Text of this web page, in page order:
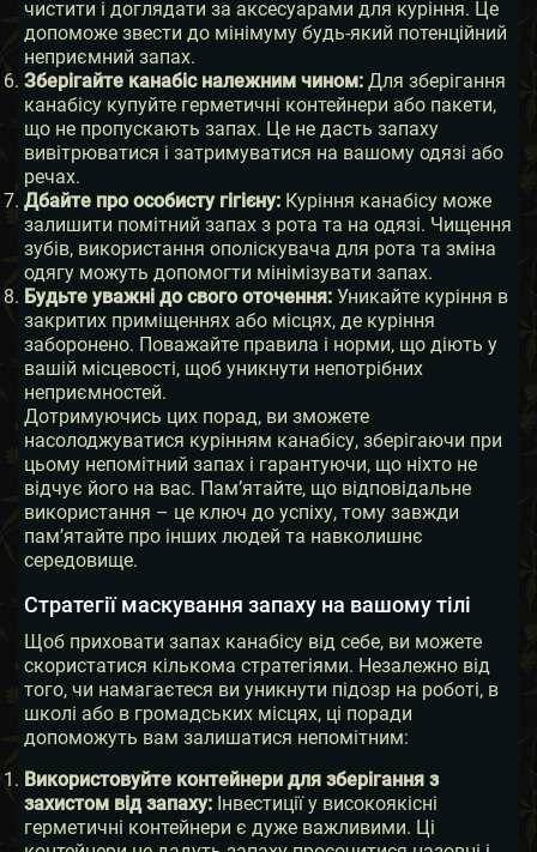
чистити і доглядати за аксесуарами для куріння. Це
допоможе звести до мінімуму будь-який потенційний
неприємний запах.
Зберігайте канабіс належним чином: Для зберігання
канабісу купуйте герметичні контейнери або пакети,
що не пропускають запах. Це не дасть запаху
вивітрюватися і затримуватися на вашому одязі або
речах.
Дбайте про особисту гігієну: Куріння канабісу може
залишити помітний запах з рота та на одязі. Чищення
зубів, використання ополіскувача для рота та зміна
одягу можуть допомогти мінімізувати запах.
Будьте уважні до свого оточення: Уникайте куріння в
закритих приміщеннях або місцях, де куріння
заборонено. Поважайте правила і норми, що діють у
вашій місцевості, щоб уникнути непотрібних
неприємностей.
Дотримуючись цих порад, ви зможете
насолоджуватися курінням канабісу, зберігаючи при
цьому непомітний запах і гарантуючи, що ніхто не
відчує його на вас. Пам’ятайте, що відповідальне
використання – це ключ до успіху, тому завжди
пам’ятайте про інших людей та навколишнє
середовище.
Стратегії маскування запаху на вашому тілі
Щоб приховати запах канабісу від себе, ви можете
скористатися кількома стратегіями. Незалежно від
того, чи намагаєтеся ви уникнути підозр на роботі, в
школі або в громадських місцях, ці поради
допоможуть вам залишатися непомітним:
Використовуйте контейнери для зберігання з
захистом від запаху: Інвестиції у високоякісні
герметичні контейнери є дуже важливими. Ці